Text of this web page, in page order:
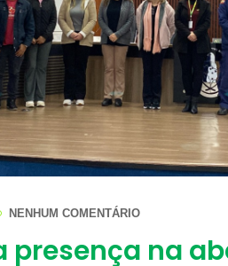
NENHUM COMENTÁRIO
presença na